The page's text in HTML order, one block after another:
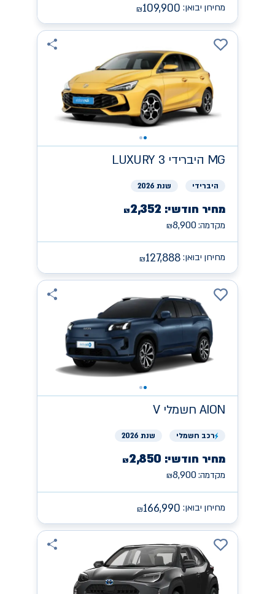
מחירון יבואן: ₪109,900
MG היברידי LUXURY 3
היברידי שנת 2026
מחיר חודשי: ₪2,352
מקדמה: ₪8,900
מחירון יבואן: ₪127,888
AION חשמלי V
רכב חשמלי שנת 2026
מחיר חודשי: ₪2,850
מקדמה: ₪8,900
מחירון יבואן: ₪166,990